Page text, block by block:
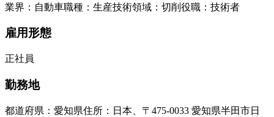
業界 ： 自動車職種 ： 生産技術領域 ： 切削 役職 ： 技術者
雇用形態
正社員
勤務地
都道府県 ： 愛知県住所 ： 日本、〒475-0033 愛知県半田市日